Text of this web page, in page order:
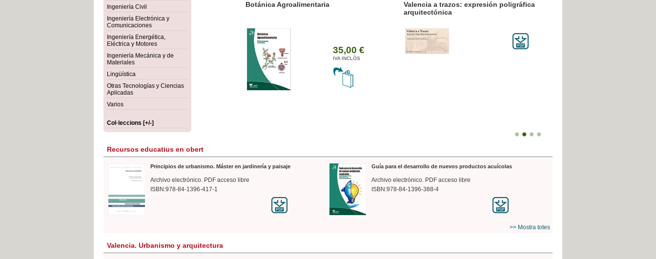
Ingeniería Civil
Ingeniería Electrónica y
Comunicaciones
Ingeniería Energética,
Eléctrica y Motores
Ingeniería Mecánica y de
Materiales
Lingüística
Otras Tecnologías y Ciencias
Aplicadas
Varios
Col·leccions [+/-]
Botánica Agroalimentaria
Valencia a trazos: expresión poligráfica
arquitectónica
Recursos educatius en obert
Principios de urbanismo. Máster en jardinería y paisaje
Archivo electrónico. PDF acceso libre
ISBN:978-84-1396-417-1
Guía para el desarrollo de nuevos productos acuícolas
Archivo electrónico. PDF acceso libre
ISBN:978-84-1396-388-4
>> Mostra totes
Valencia. Urbanismo y arquitectura